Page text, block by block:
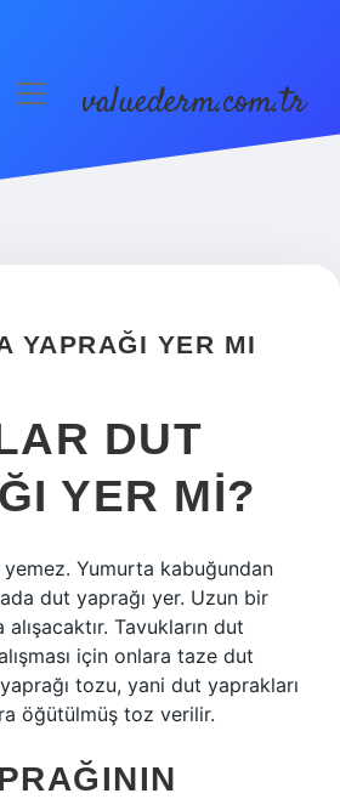
menüyüvaluederm.com.tr
YAPRAĞI YER MI
DUT
YER MI?
Yumurta kabuğundan
dut yaprağı yer. Uzun bir
Tavukların dut
için onlara taze dut
tozu, yani dut yaprakları
öğütülmüş toz verilir.